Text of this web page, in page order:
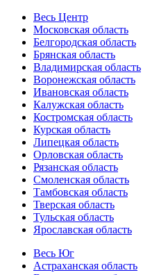
Весь Центр
Московская область
Белгородская область
Брянская область
Владимирская область
Воронежская область
Ивановская область
Калужская область
Костромская область
Курская область
Липецкая область
Орловская область
Рязанская область
Смоленская область
Тамбовская область
Тверская область
Тульская область
Ярославская область
Весь Юг
Астраханская область